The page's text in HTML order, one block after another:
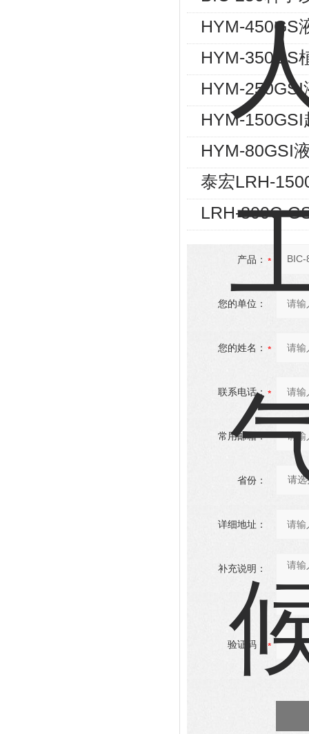
HYM-450GS
HYM-350GS
HYM-
HYM-
HYM-80GSI
泰宏LRH-
LRH-800C-
产品：
您的单位：
您的姓名：
联系电话：
常用邮箱：
省份：
详细地址：
补充说明：
验证码：